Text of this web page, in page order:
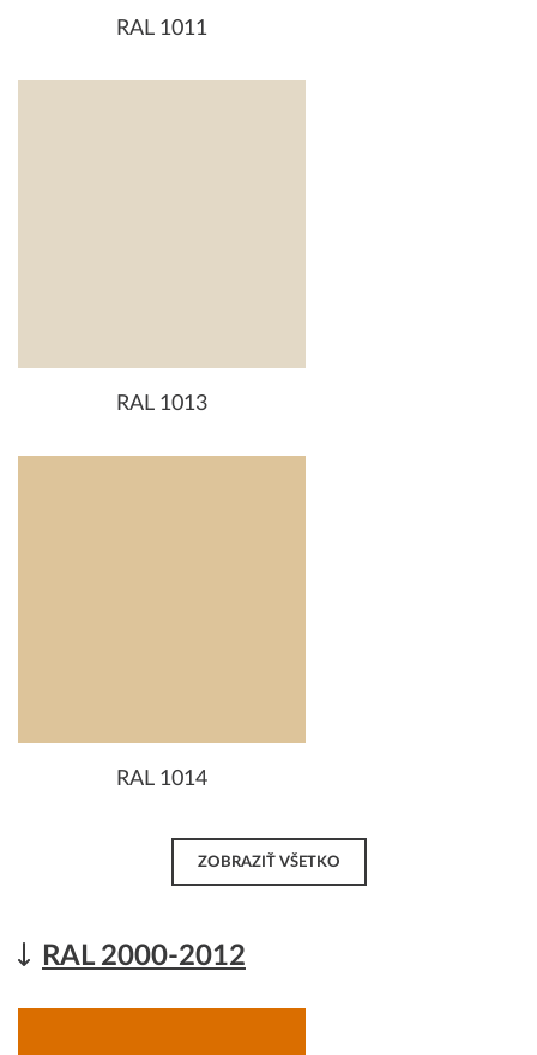
RAL 1011
RAL 1013
RAL 1014
ZOBRAZIŤ VŠETKO
RAL 2000-2012